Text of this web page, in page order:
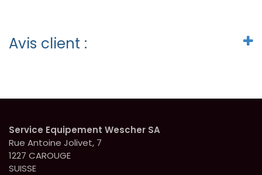
Avis client :
Service Equipement Wescher SA
Rue Antoine Jolivet, 7
1227 CAROUGE
SUISSE